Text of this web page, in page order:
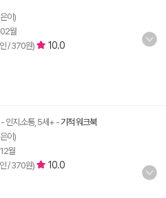
이)
월
/ 370원)
10.0
- 인지.소통, 5세+ -기적 워크북
이)
월
/ 370원)
10.0